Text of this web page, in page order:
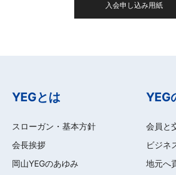
入会申し込み用紙
YEGとは
スローガン・基本方針
会長挨拶
岡山YEGのあゆみ
YEG
会員と
ビジネ
地元へ